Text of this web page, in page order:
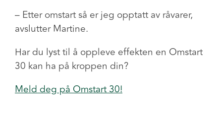
– Etter omstart så er jeg opptatt av råvarer,
avslutter Martine.
Har du lyst til å oppleve effekten en Omstart
30 kan ha på kroppen din?
Meld deg på Omstart 30!